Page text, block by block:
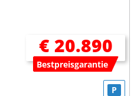
€ 20.890
Bestpreisgarantie
P